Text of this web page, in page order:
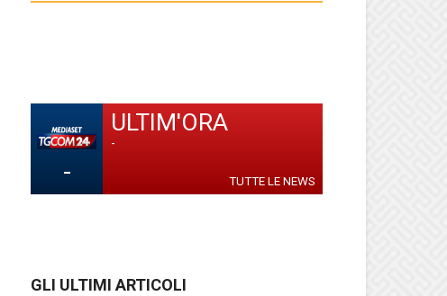
-
ULTIM'ORA
-
TUTTE LE NEWS
GLI ULTIMI ARTICOLI